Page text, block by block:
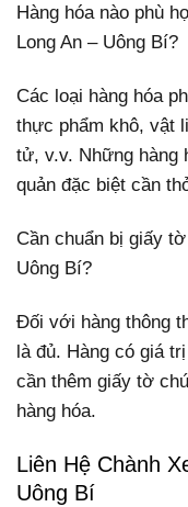
Hàng hóa nào phù
Long An – Uông Bí?
Các loại hàng hóa
thực phẩm khô, vật
tử, v.v. Những hàng
quản đặc biệt cần
Cần chuẩn bị giấy
Uông Bí?
Đối với hàng thông
là đủ. Hàng có giá
cần thêm giấy tờ
hàng hóa.
Liên Hệ Chành
Uông Bí